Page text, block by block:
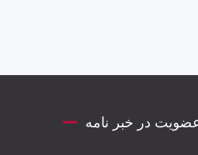
در خبر نامه